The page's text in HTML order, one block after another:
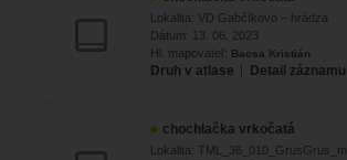
Lokalita: VD Gabčíkovo – hrádza
Dátum: 13. 06. 2023
Hl. mapovateľ: Bacsa Kristián
Druh v atlase | Detail záznamu
chochlačka vrkočatá
Lokalita: TML_36_010_GrusGrus_m